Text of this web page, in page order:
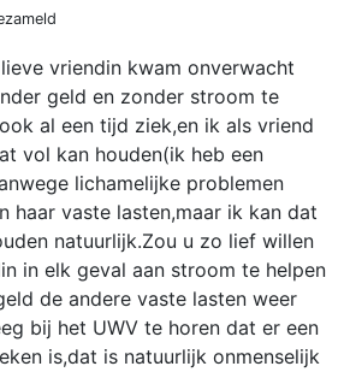
vriendin kwam onverwacht
geld en zonder stroom te
al een tijd ziek,en ik als vriend
vol kan houden(ik heb een
lichamelijke problemen
haar vaste lasten,maar ik kan dat
natuurlijk.Zou u zo lief willen
in elk geval aan stroom te helpen
de andere vaste lasten weer
bij het UWV te horen dat er een
is,dat is natuurlijk onmenselijk